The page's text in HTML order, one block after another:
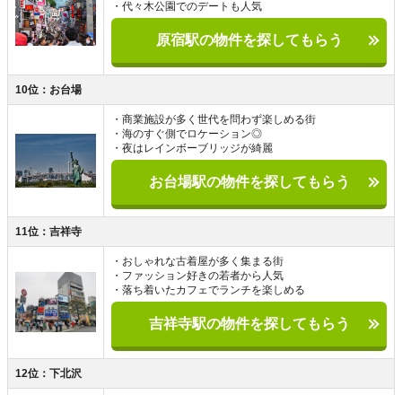
・代々木公園でのデートも人気
原宿駅の物件を探してもらう
10位：お台場
・商業施設が多く世代を問わず楽しめる街
・海のすぐ側でロケーション◎
・夜はレインボーブリッジが綺麗
お台場駅の物件を探してもらう
11位：吉祥寺
・おしゃれな古着屋が多く集まる街
・ファッション好きの若者から人気
・落ち着いたカフェでランチを楽しめる
吉祥寺駅の物件を探してもらう
12位：下北沢